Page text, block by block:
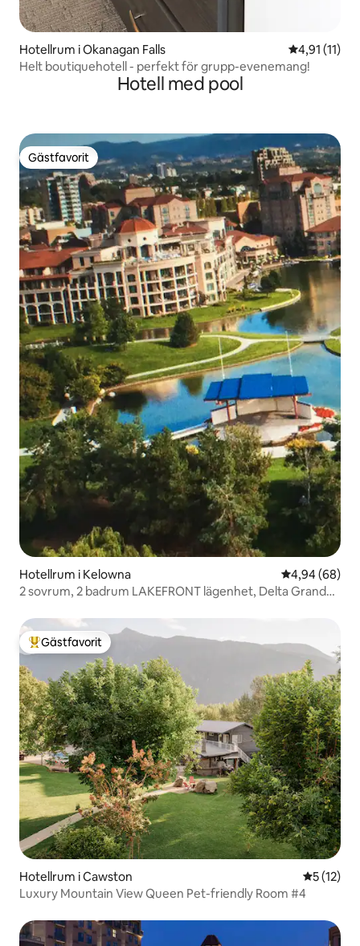
Hotellrum i Okanagan Falls 4,91 av 5 i
4,91 (11)
Helt boutiquehotell - perfekt för grupp-evenemang!
Hotell med pool
Gästfavorit
Gästfavorit
Hotellrum i Kelowna 4,94 av 5 i
4,94 (68)
2 sovrum, 2 badrum LAKEFRONT lägenhet, Delta Grand
Populär gästfavorit
Gästfavorit
Hotellrum i Cawston 5 av 5 i
5 (12)
Luxury Mountain View Queen Pet-friendly Room #4